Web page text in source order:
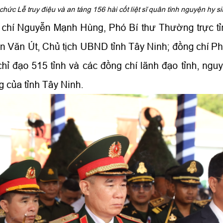
Lễ truy điệu và an táng 156 hài cốt liệt sĩ quân tình nguyện hy
Nguyễn Mạnh Hùng, Phó Bí thư Thường trực
Văn Út, Chủ tịch UBND tỉnh Tây Ninh; đồng chí
đạo 515 tỉnh và các đồng chí lãnh đạo tỉnh,
của tỉnh Tây Ninh.